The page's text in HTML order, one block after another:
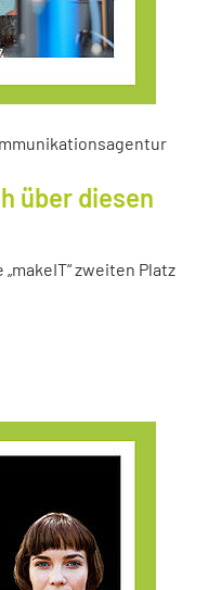
über diesen
zweiten Platz